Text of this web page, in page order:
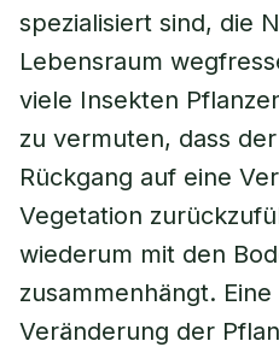
spezialisiert sind, die
Lebensraum
viele Insekten
zu vermuten, dass
Rückgang auf eine
Vegetation
wiederum mit den
zusammenhängt.
Veränderung der